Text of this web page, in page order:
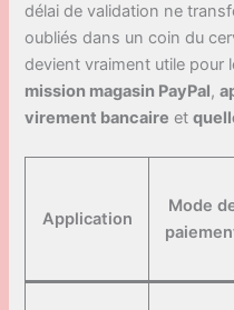
délai de validation ne
oubliés dans un coin du
devient vraiment utile pour
mission magasin PayPal,
virement bancaire et
Application
Mode